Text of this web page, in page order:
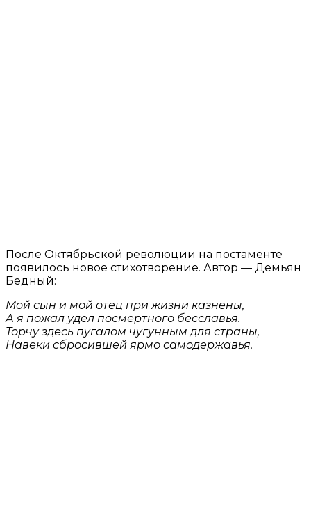
После Октябрьской революции на постаменте
появилось новое стихотворение. Автор — Демьян
Бедный:
Мой сын и мой отец при жизни казнены,
А я пожал удел посмертного бесславья.
Торчу здесь пугалом чугунным для страны,
Навеки сбросившей ярмо самодержавья.